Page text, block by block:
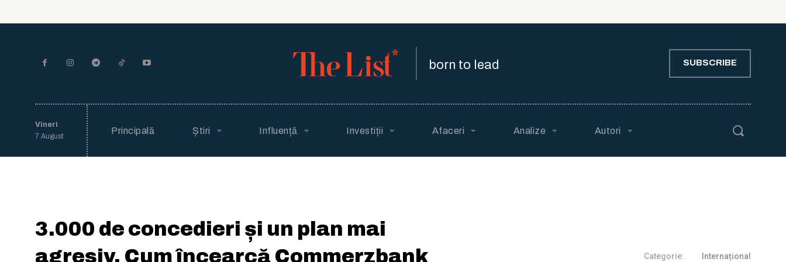
born to lead SUBSCRIBE
Vineri
7 August
Principală Știri Influență Investiții Afaceri Analize Autori
3.000 de concedieri și un plan mai
agresiv. Cum încearcă Commerzbank
Categorie: Internațional